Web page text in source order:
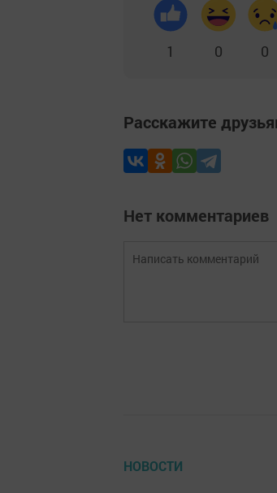
1 0 0
Расскажите
Нет комментариев
НОВОСТИ